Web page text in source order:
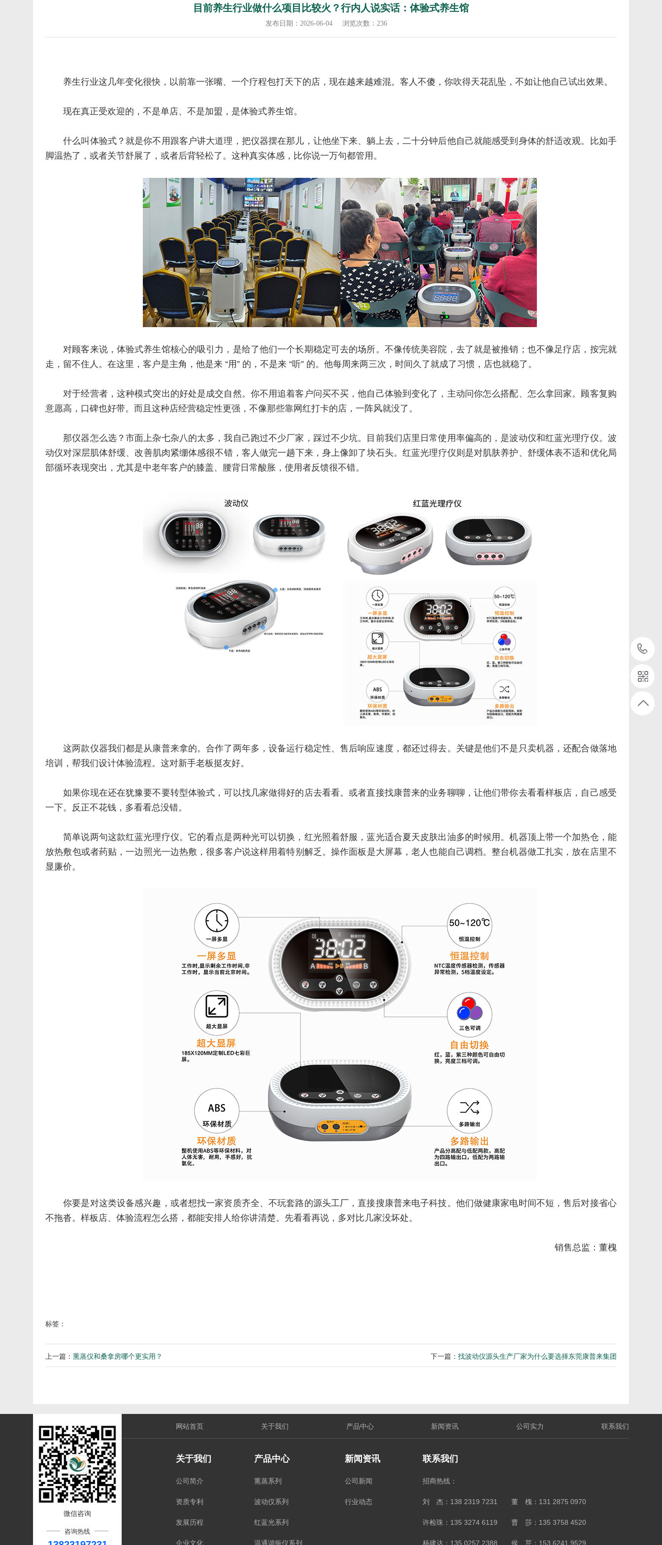
目前养生行业做什么项目比较火？行内人说实话：体验式养生馆
发布日期：2026-06-04 浏览次数：236
养生行业这几年变化很快，以前靠一张嘴、一个疗程包打天下的店，现在越来越难混。客人不傻，你吹得天花乱坠，不如让他自己试出效果。
现在真正受欢迎的，不是单店、不是加盟，是体验式养生馆。
什么叫体验式？就是你不用跟客户讲大道理，把仪器摆在那儿，让他坐下来、躺上去，二十分钟后他自己就能感受到身体的舒适改观。比如手
脚温热了，或者关节舒展了，或者后背轻松了。这种真实体感，比你说一万句都管用。
对顾客来说，体验式养生馆核心的吸引力，是给了他们一个长期稳定可去的场所。不像传统美容院，去了就是被推销；也不像足疗店，按完就
走，留不住人。在这里，客户是主角，他是来 “用” 的，不是来 “听” 的。他每周来两三次，时间久了就成了习惯，店也就稳了。
对于经营者，这种模式突出的好处是成交自然。你不用追着客户问买不买，他自己体验到变化了，主动问你怎么搭配、怎么拿回家。顾客复购
意愿高，口碑也好带。而且这种店经营稳定性更强，不像那些靠网红打卡的店，一阵风就没了。
那仪器怎么选？市面上杂七杂八的太多，我自己跑过不少厂家，踩过不少坑。目前我们店里日常使用率偏高的，是波动仪和红蓝光理疗仪。波
动仪对深层肌体舒缓、改善肌肉紧绷体感很不错，客人做完一趟下来，身上像卸了块石头。红蓝光理疗仪则是对肌肤养护、舒缓体表不适和优化局
部循环表现突出，尤其是中老年客户的膝盖、腰背日常酸胀，使用者反馈很不错。
这两款仪器我们都是从康普来拿的。合作了两年多，设备运行稳定性、售后响应速度，都还过得去。关键是他们不是只卖机器，还配合做落地
培训，帮我们设计体验流程。这对新手老板挺友好。
如果你现在还在犹豫要不要转型体验式，可以找几家做得好的店去看看。或者直接找康普来的业务聊聊，让他们带你去看看样板店，自己感受
一下。反正不花钱，多看看总没错。
简单说两句这款红蓝光理疗仪。它的看点是两种光可以切换，红光照着舒服，蓝光适合夏天皮肤出油多的时候用。机器顶上带一个加热仓，能
放热敷包或者药贴，一边照光一边热敷，很多客户说这样用着特别解乏。操作面板是大屏幕，老人也能自己调档。整台机器做工扎实，放在店里不
显廉价。
你要是对这类设备感兴趣，或者想找一家资质齐全、不玩套路的源头工厂，直接搜康普来电子科技。他们做健康家电时间不短，售后对接省心
不拖沓。样板店、体验流程怎么搭，都能安排人给你讲清楚。先看看再说，多对比几家没坏处。
销售总监：董槐
标签：
上一篇：熏蒸仪和桑拿房哪个更实用？ 下一篇： 找波动仪源头生产厂家为什么要选择东莞康普来集团
微信咨询
咨询热线
网站首页 关于我们 产品中心 新闻资讯 公司实力 联系我们
关于我们
公司简介
资质专利
发展历程
企业文化
产品中心
熏蒸系列
波动仪系列
红蓝光系列
温通谐振仪系列
新闻资讯
公司新闻
行业动态
联系我们
招商热线：
刘 杰：138 2319 7231 董 槐：131 2875 0970
许检珠：135 3274 6119 曹 莎：135 3758 4520
杨建达：135 0257 2388 侯 芹：153 6241 9529